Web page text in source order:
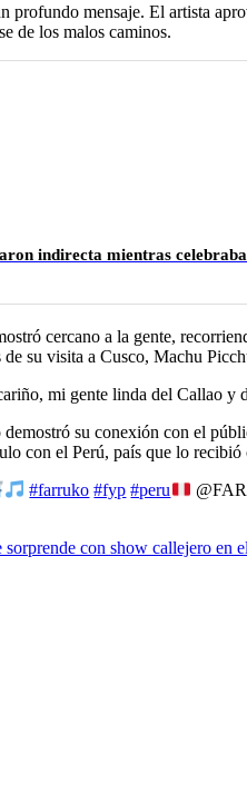
profundo mensaje. El artista
de los malos caminos.
indirecta mientras
cercano a la gente,
su visita a Cusco, Machu
mi gente linda del Callao y
su conexión con el
con el Perú, país que lo recibió
#farruko #fyp #peru
con show callejero en